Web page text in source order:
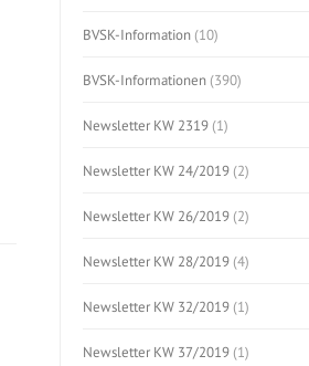
BVSK-Information (10)
BVSK-Informationen (390)
Newsletter KW 2319 (1)
Newsletter KW 24/2019 (2)
Newsletter KW 26/2019 (2)
Newsletter KW 28/2019 (4)
Newsletter KW 32/2019 (1)
Newsletter KW 37/2019 (1)